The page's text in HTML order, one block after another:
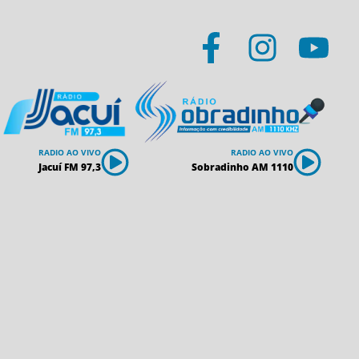
RADIO AO VIVO
Jacuí FM 97,3
RADIO AO VIVO
Sobradinho AM 1110